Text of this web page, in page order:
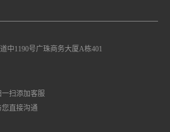
中1190号广珠商务大厦A栋401
一扫添加客服
您直接沟通